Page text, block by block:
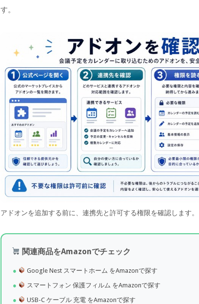
す。
アドオンを追加する前に、連携先と許可する権限を確認します。
関連商品をAmazonでチェック
Google Nest スマートホーム をAmazonで探す
スマートフォン 保護フィルム をAmazonで探す
USB-C ケーブル 充電 をAmazonで探す